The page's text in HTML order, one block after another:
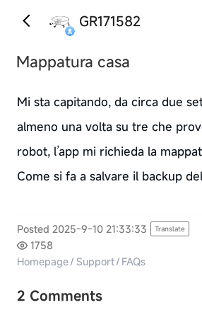
GR171582
Mappatura casa
Mi sta capitando, da circa due
almeno una volta su tre che
robot, l’app mi richieda la
Come si fa a salvare il backup
Posted 2025-9-10 21:33:33 Translate
1758
Homepage/ Support/ FAQs
2 Comments